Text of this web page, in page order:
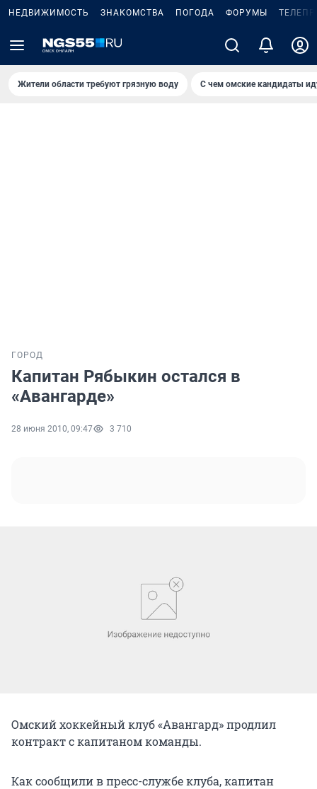
НЕДВИЖИМОСТЬ ЗНАКОМСТВА ПОГОДА ФОРУМЫ
Жители области требуют грязную воду С чем омские кандидаты
ГОРОД
Капитан Рябыкин остался в
«Авангарде»
28 июня 2010, 09:47 3 710
Омский хоккейный клуб «Авангард» продлил
контракт с капитаном команды.
Как сообщили в пресс-службе клуба, капитан